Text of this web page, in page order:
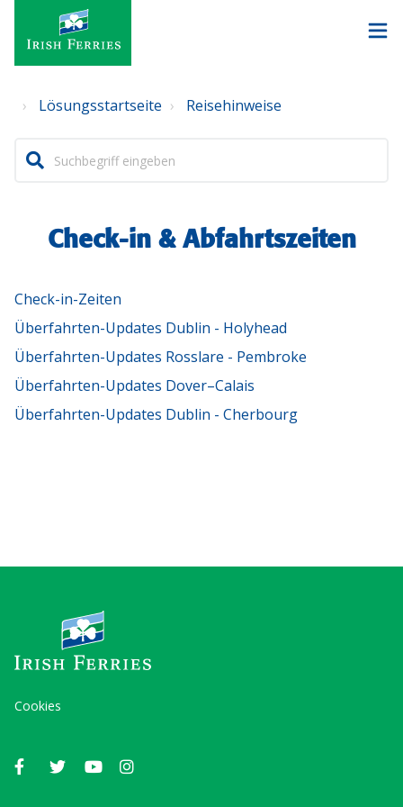
Lösungsstartseite Reisehinweise
Check-in & Abfahrtszeiten
Check-in-Zeiten
Überfahrten-Updates Dublin - Holyhead
Überfahrten-Updates Rosslare - Pembroke
Überfahrten-Updates Dover–Calais
Überfahrten-Updates Dublin - Cherbourg
Cookies